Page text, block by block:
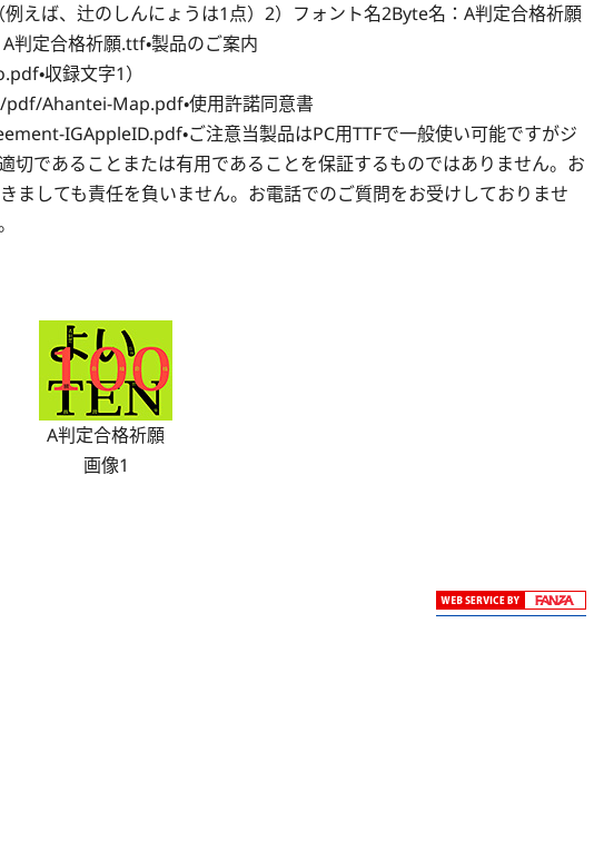
例えば、辻のしんにょうは1点）2）フォント名2Byte名：A判定合格祈願
定合格祈願.ttf・製品のご案内
・収録文字1）
Ahantei-Map.pdf・使用許諾同意書
IGAppleID.pdf・ご注意当製品はPC用TTFで一般使い可能ですがジ
切であることまたは有用であることを保証するものではありません。お
ましても責任を負いません。お電話でのご質問をお受けしておりませ
A判定合格祈願
画像1